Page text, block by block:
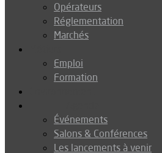
Opérateurs
Réglementation
Marchés
Emploi
Formation
Événements
Salons & Conférences
Les lancements à venir